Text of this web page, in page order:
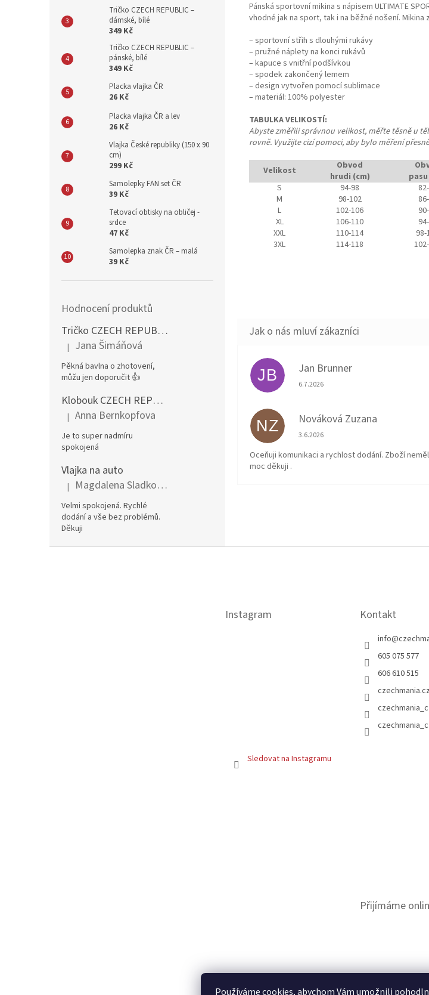
Používáme cookies, abychom Vám umožnili
Tričko CZECH REPUBLIC –
dámské, bílé
349 Kč
Tričko CZECH REPUBLIC –
pánské, bílé
349 Kč
Placka vlajka ČR
26 Kč
Placka vlajka ČR a lev
26 Kč
Vlajka České republiky (150 x 90
cm)
299 Kč
Samolepky FAN set ČR
39 Kč
Tetovací obtisky na obličej -
srdce
47 Kč
Samolepka znak ČR – malá
39 Kč
Hodnocení produktů
Tričko CZECH REPUBLIC – pánské, červené
Hodnocení produktu je 5 z 5 hvězdiček.
| Jana Šimáňová
Pěkná bavlna o zhotovení,
můžu jen doporučit 👍
Klobouk CZECH REPUBLIC rohy CZ
Hodnocení produktu je 5 z 5 hvězdiček.
| Anna Bernkopfova
Je to super nadmíru
spokojená
Vlajka na auto
Hodnocení produktu je 5 z 5 hvězdiček.
| Magdalena Sladkovská
Velmi spokojená. Rychlé
dodání a vše bez problémů.
Děkuji
Pánská sportovní mikina s nápisem ULTIMATE
vhodné jak na sport, tak i na běžné nošení.
– sportovní střih s dlouhými rukávy
– pružné náplety na konci rukávů
– kapuce s vnitřní podšívkou
– spodek zakončený lemem
– design vytvořen pomocí sublimace
– materiál: 100% polyester
TABULKA VELIKOSTÍ:
Abyste změřili správnou velikost, měřte těsně u
rovně. Využijte cizí pomoci, aby bylo měření
Velikost
Obvod
hrudi (cm)
S
94-98
M
98-102
L
102-106
XL
106-110
XXL
110-114 98-
3XL
114-118
JB Jan Brunner
Hodnocení obchodu je 5 z 5
6.7.2026
NZ Nováková Zuzana
Hodnocení obchodu je 5 z 5
3.6.2026
Oceňuji komunikaci a rychlost dodání. Zboží
moc děkuji .
Instagram
Sledovat na Instagramu
Kontakt
info@
605 075 577
606 610 515
czechmania.cz
Přijímáme